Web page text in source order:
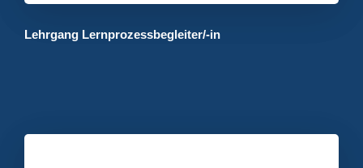
Lehrgang Lernprozessbegleiter/-in